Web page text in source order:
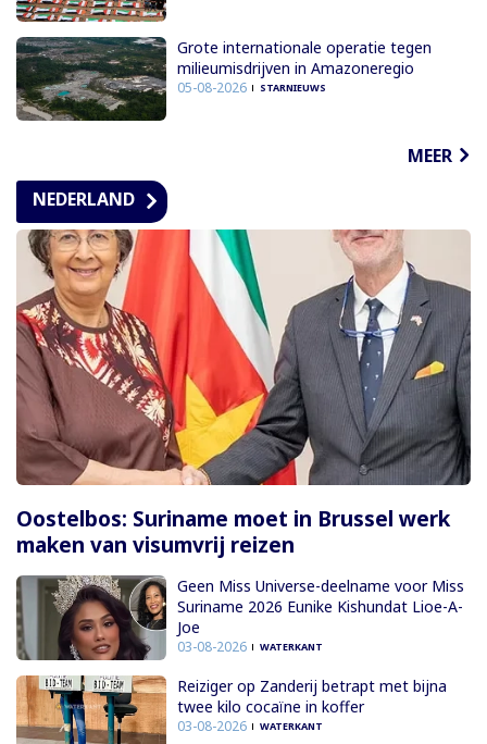
Grote internationale operatie tegen
milieumisdrijven in Amazoneregio
05-08-2026 STARNIEUWS
MEER
NEDERLAND
Oostelbos: Suriname moet in Brussel werk
maken van visumvrij reizen
Geen Miss Universe-deelname voor Miss
Suriname 2026 Eunike Kishundat Lioe-A-
Joe
03-08-2026 WATERKANT
Reiziger op Zanderij betrapt met bijna
twee kilo cocaïne in koffer
03-08-2026 WATERKANT